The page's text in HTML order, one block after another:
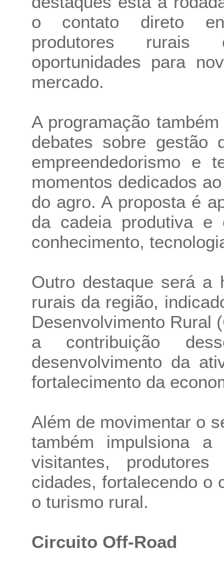
o contato direto
produtores rurais
oportunidades para
mercado.
A programação
debates sobre gestão
empreendedorismo e
momentos dedicados
do agro. A proposta é
da cadeia produtiva e
conhecimento,
Outro destaque será a
rurais da região,
Desenvolvimento Rural
a contribuição
desenvolvimento da
fortalecimento da
Além de movimentar o
também impulsiona
visitantes,
cidades, fortalecendo o
o turismo rural.
Circuito Off-Road